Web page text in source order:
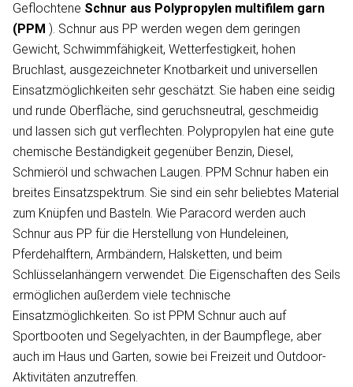
Geflochtene Schnur aus Polypropylen multifilem garn
(PPM ). Schnur aus PP werden wegen dem geringen
Gewicht, Schwimmfähigkeit, Wetterfestigkeit, hohen
Bruchlast, ausgezeichneter Knotbarkeit und universellen
Einsatzmöglichkeiten sehr geschätzt. Sie haben eine seidig
und runde Oberfläche, sind geruchsneutral, geschmeidig
und lassen sich gut verflechten. Polypropylen hat eine gute
chemische Beständigkeit gegenüber Benzin, Diesel,
Schmieröl und schwachen Laugen. PPM Schnur haben ein
breites Einsatzspektrum. Sie sind ein sehr beliebtes Material
zum Knüpfen und Basteln. Wie Paracord werden auch
Schnur aus PP für die Herstellung von Hundeleinen,
Pferdehalftern, Armbändern, Halsketten, und beim
Schlüsselanhängern verwendet. Die Eigenschaften des Seils
ermöglichen außerdem viele technische
Einsatzmöglichkeiten. So ist PPM Schnur auch auf
Sportbooten und Segelyachten, in der Baumpflege, aber
auch im Haus und Garten, sowie bei Freizeit und Outdoor-
Aktivitäten anzutreffen.